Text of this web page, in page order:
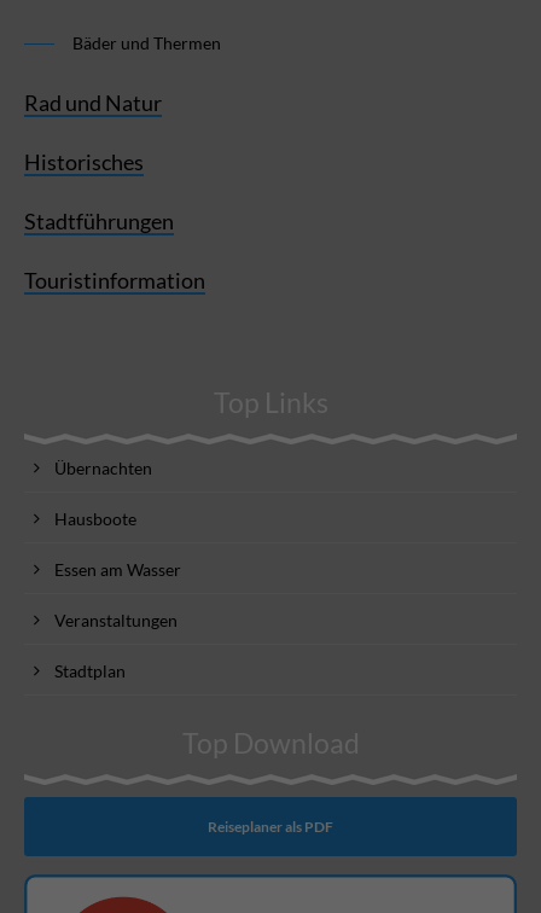
Bäder und Thermen
Rad und Natur
Historisches
Stadtführungen
Touristinformation
Top Links
Übernachten
Hausboote
Essen am Wasser
Veranstaltungen
Stadtplan
Top Download
Reiseplaner als PDF